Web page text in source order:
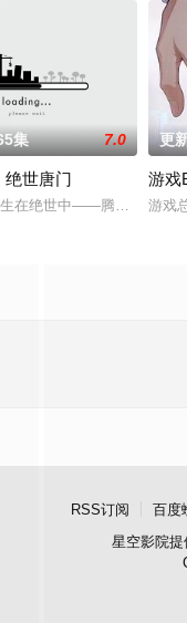
性格各异的家人朋友们，
集 7.0
绝世唐门
在绝世中——腾讯视频《
更
游戏
游戏
RSS订阅 百度
星空影院提